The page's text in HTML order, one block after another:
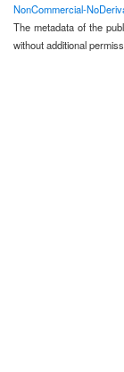
NonCommercial-
The metadata of the
without additional